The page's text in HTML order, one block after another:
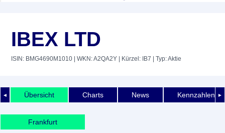
IBEX LTD
ISIN: BMG4690M1010 | WKN: A2QA2Y | Kürzel: IB7 | Typ: Aktie
◄ ►
Übersicht Charts News Kennzahlen
Frankfurt